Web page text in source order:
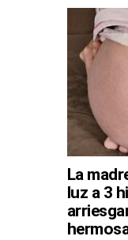
La
luz a 3